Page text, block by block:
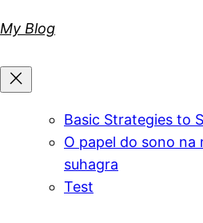
to
My Blog
Basic Strategies to
O papel do sono na
suhagra
Test